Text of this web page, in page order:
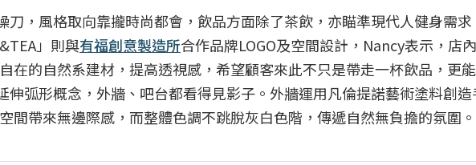
刀，風格取向靠攏時尚都會，飲品方面除了茶飲，亦瞄準現代人健身需
」則與有福創意製造所合作品牌LOGO及空間設計，Nancy表示，店
在的自然系建材，提高透視感，希望顧客來此不只是帶走一杯飲品，更
伸弧形概念，外牆、吧台都看得見影子。外牆運用凡倫提諾藝術塗料創造
間帶來無邊際感，而整體色調不跳脫灰白色階，傳遞自然無負擔的氛圍。